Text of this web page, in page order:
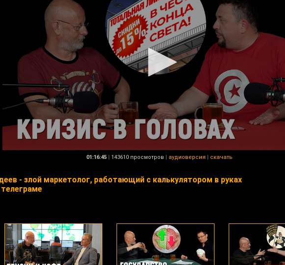
01:16:45 | 143610 просмотров | аудиоверсия | скачать
- злой маркетолог, работающий с калькулятором в руках